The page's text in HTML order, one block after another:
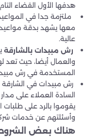
هدفها الأول القضاء
ملتزمة جدا في
معها يشهد بدقة
عالية.
رش مبيدات بالشارقة
والعمال أيضا، حيث تعد
المستخدمة في رش
رش مبيدات في
يقوموا بالرد على طلبات
وأسئلتهم عن خدمات
هناك بعض الشروط